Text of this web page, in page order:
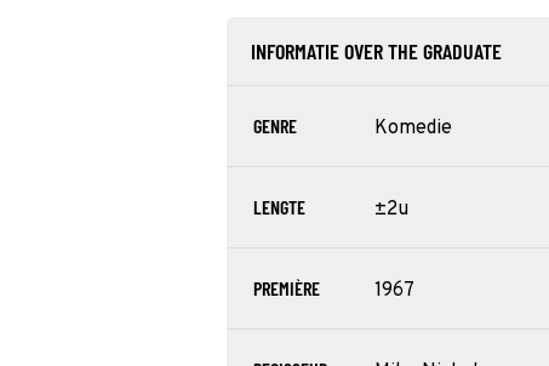
INFORMATIE OVER THE GRADUATE
GENRE Komedie
LENGTE ±2u
PREMIÈRE 1967